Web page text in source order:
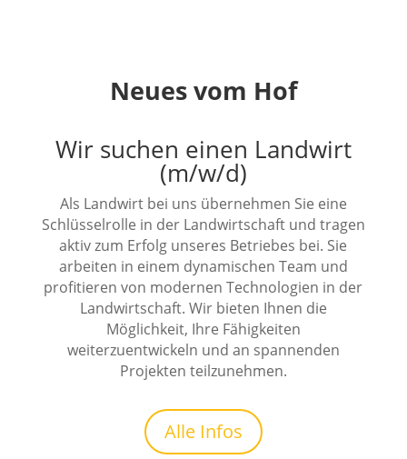
Neues vom Hof
Wir suchen einen Landwirt
(m/w/d)
Als Landwirt bei uns übernehmen Sie eine
Schlüsselrolle in der Landwirtschaft und tragen
aktiv zum Erfolg unseres Betriebes bei. Sie
arbeiten in einem dynamischen Team und
profitieren von modernen Technologien in der
Landwirtschaft. Wir bieten Ihnen die
Möglichkeit, Ihre Fähigkeiten
weiterzuentwickeln und an spannenden
Projekten teilzunehmen.
Alle Infos